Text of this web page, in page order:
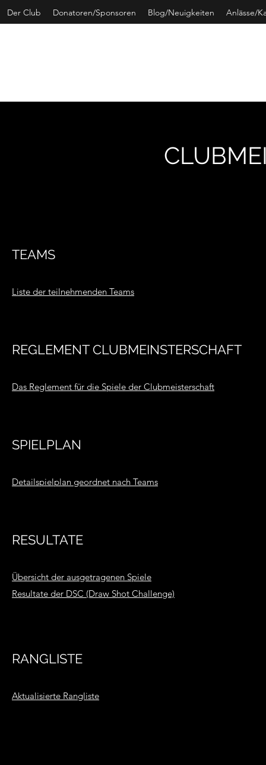
Der Club Donatoren/Sponsoren Blog/Neuigkeiten Anlässe/
TEAMS
Liste der teilnehmenden Teams
REGLEMENT CLUBMEINSTERSCHAFT
Das Reglement für die Spiele der Clubmeisterschaft
SPIELPLAN
Detailspielplan geordnet nach Teams
RESULTATE
Übersicht der ausgetragenen Spiele
Resultate der DSC (Draw Shot Challenge)
RANGLISTE
Aktualisierte Rangliste